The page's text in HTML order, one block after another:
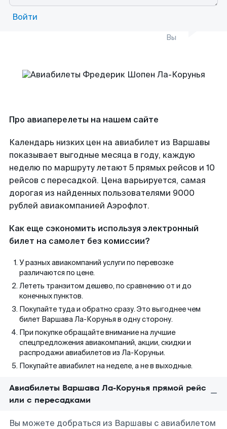
Войти
Вы
Про авиаперелеты на нашем сайте
Календарь низких цен на авиабилет из Варшавы
показывает выгодные месяца в году, каждую
неделю по маршруту летают 5 прямых рейсов и 10
рейсов с пересадкой. Цена варьируется, самая
дорогая из найденных пользователями 9000
рублей авиакомпанией Аэрофлот.
Как еще сэкономить используя электронный
билет на самолет без комиссии?
У разных авиакомпаний услуги по перевозке
различаются по цене.
Лететь транзитом дешево, по сравнению от и до
конечных пунктов.
Покупайте туда и обратно сразу. Это выгоднее чем
билет Варшава Ла-Корунья в одну сторону.
При покупке обращайте внимание на лучшие
спецпредложения авиакомпаний, акции, скидки и
распродажи авиабилетов из Ла-Коруньи.
Покупайте авиабилет на неделе, а не в выходные.
Авиабилеты Варшава Ла-Корунья прямой рейс
или с пересадками
Вы можете добраться из Варшавы с авиабилетом